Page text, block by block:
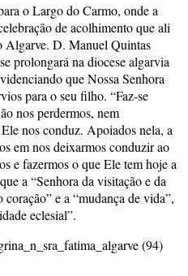
o Largo do Carmo, onde a
de acolhimento que ali
Algarve. D. Manuel Quintas
prolongará na diocese algarvia
que Nossa Senhora
para o seu filho. “Faz-se
nos perdermos, nem
nos conduz. Apoiados nela, a
em nos deixarmos conduzir ao
e fazermos o que Ele tem hoje a
a “Senhora da visitação e da
e a “mudança de vida”,
eclesial”.